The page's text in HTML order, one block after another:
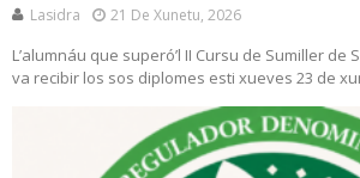
Lasidra 21 De Xunetu, 2026
L’alumnáu que superó’l II Cursu de Sumiller de
va recibir los sos diplomes esti xueves 23 de